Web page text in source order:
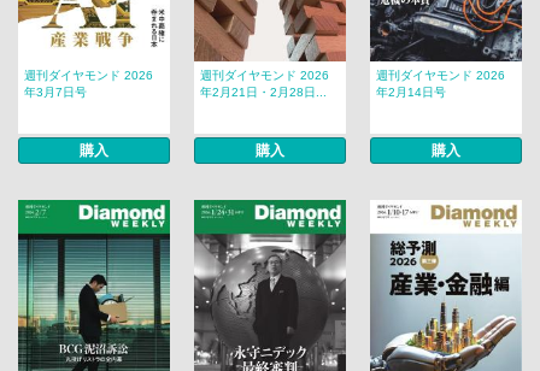
週刊ダイヤモンド 2026
年3月7日号
購入
週刊ダイヤモンド 2026
年2月21日・2月28日...
購入
週刊ダイヤモンド 2026
年2月14日号
購入